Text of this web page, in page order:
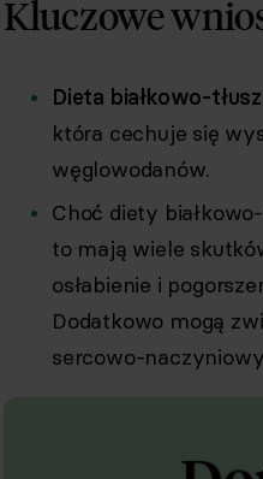
Kluczowe
Dieta białkowo-
która cechuje się
węglowodanów.
Choć diety
to mają wiele
osłabienie i
Dodatkowo mogą
sercowo-